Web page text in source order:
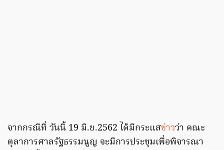
จากกรณีที่ วันนี้ 19 มิ.ย.2562 ได้มีกระแสข่าวว่า คณะ
ตุลาการศาลรัฐธรรมนูญ จะมีการประชุมเพื่อพิจารณา